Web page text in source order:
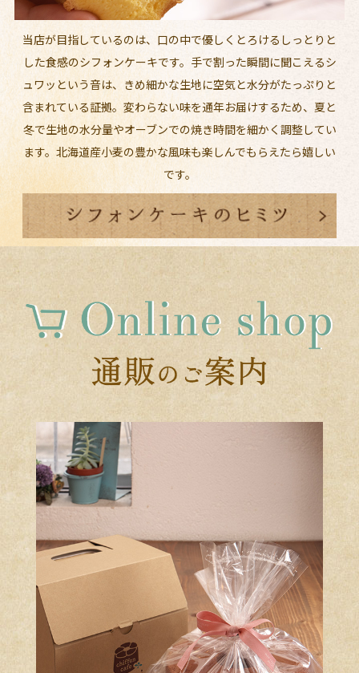
当店が目指しているのは、口の中で優しくとろけるしっとりと
した食感のシフォンケーキです。手で割った瞬間に聞こえるシ
ュワッという音は、きめ細かな生地に空気と水分がたっぷりと
含まれている証拠。変わらない味を通年お届けするため、夏と
冬で生地の水分量やオーブンでの焼き時間を細かく調整してい
ます。北海道産小麦の豊かな風味も楽しんでもらえたら嬉しい
です。